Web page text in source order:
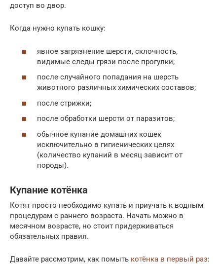
доступ во двор.
Когда нужно купать кошку:
явное загрязнение шерсти, склочность,
видимые следы грязи после прогулки;
после случайного попадания на шерсть
животного различных химических составов;
после стрижки;
после обработки шерсти от паразитов;
обычное купание домашних кошек
исключительно в гигиенических целях
(количество купаний в месяц зависит от
породы).
Купание котёнка
Котят просто необходимо купать и приучать к водным
процедурам с раннего возраста. Начать можно в
месячном возрасте, но стоит придерживаться
обязательных правил.
Давайте рассмотрим, как помыть котёнка в первый раз: